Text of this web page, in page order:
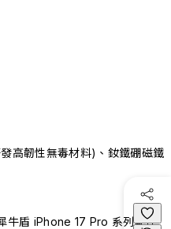
高韌性無毒材料)、釹鐵硼磁鐵
牛盾 iPhone 17 Pro 系列配件